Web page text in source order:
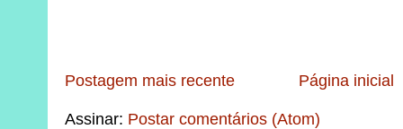
Postagem mais recente Página inicial
Assinar: Postar comentários (Atom)